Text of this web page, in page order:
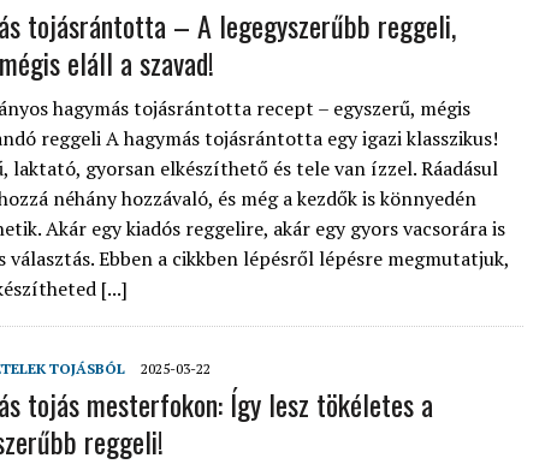
tojásrántotta – A legegyszerűbb reggeli,
eláll a szavad!
hagymás tojásrántotta recept – egyszerű, mégis
reggeli A hagymás tojásrántotta egy igazi klasszikus!
laktató, gyorsan elkészíthető és tele van ízzel. Ráadásul
néhány hozzávaló, és még a kezdők is könnyedén
Akár egy kiadós reggelire, akár egy gyors vacsorára is
választás. Ebben a cikkben lépésről lépésre megmutatjuk,
[...]
TOJÁSBÓL 2025-03-22
tojás mesterfokon: Így lesz tökéletes a
reggeli!